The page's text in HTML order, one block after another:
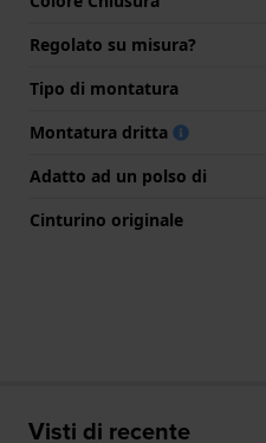
Regolato su misura?
Tipo di montatura
Montatura dritta
Adatto ad un polso di
Cinturino originale
Visti di recente